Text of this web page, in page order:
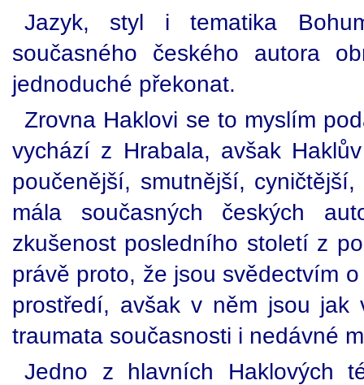
Jazyk, styl i tematika
současného českého autora
jednoduché překonat.
Zrovna Haklovi se to myslím
vychází z Hrabala, avšak
poučenější, smutnější,
mála současných českých
zkušenost posledního století z
právě proto, že jsou svědectvím
prostředí, avšak v něm jsou jak
traumata současnosti i nedávné
Jedno z hlavních Haklových